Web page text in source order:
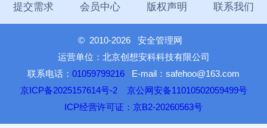
提交需求 会员中心 版权声明 联系我们
© 2010-2026 安全管理网
运营单位：北京创想安科科技有限公司
联系电话： 01059799216 E-mail：safehoo@163.com
京ICP备2025157614号-2
京公网安备11010502059499号
ICP经营许可证：京B2-20260563号